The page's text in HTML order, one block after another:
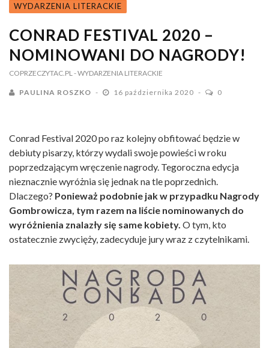
WYDARZENIA LITERACKIE
CONRAD FESTIVAL 2020 –
NOMINOWANI DO NAGRODY!
COPRZECZYTAC.PL - WYDARZENIA LITERACKIE
PAULINA ROSZKO 16 października 2020 0
Conrad Festival 2020 po raz kolejny obfitować będzie w
debiuty pisarzy, którzy wydali swoje powieści w roku
poprzedzającym wręczenie nagrody. Tegoroczna edycja
nieznacznie wyróżnia się jednak na tle poprzednich.
Dlaczego? Ponieważ podobnie jak w przypadku Nagrody
Gombrowicza, tym razem na liście nominowanych do
wyróżnienia znalazły się same kobiety. O tym, kto
ostatecznie zwycięży, zadecyduje jury wraz z czytelnikami.